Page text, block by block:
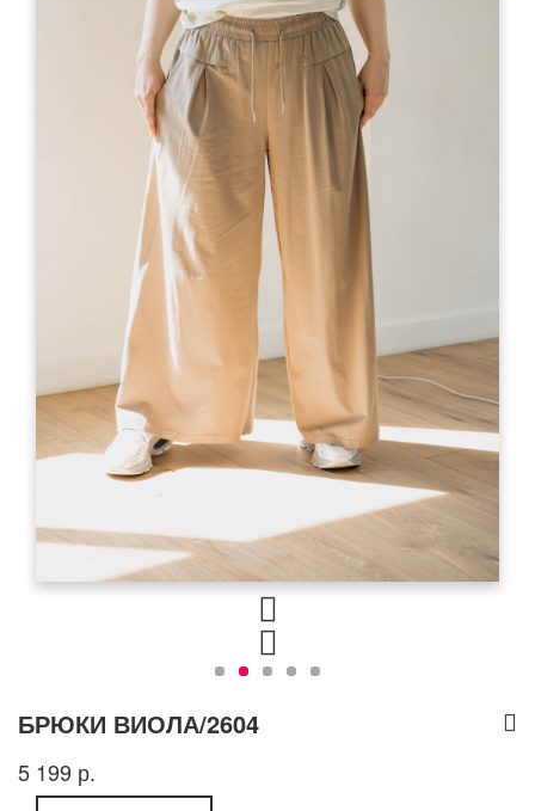
БРЮКИ ВИОЛА/2604
5 199 р.